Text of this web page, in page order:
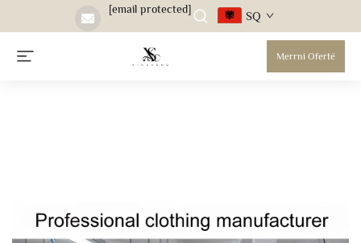
[email protected] SQ
Merrni Ofertë